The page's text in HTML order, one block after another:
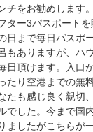
チをお勧めします。
ター3パスポートを
日まで毎日パスポ
もありますが、ハ
日頂けます。入口
たり空港までの無
たも感じ良く親切
でした。今まで国
ましたがこちらが